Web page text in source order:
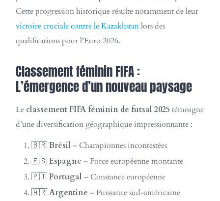
Cette progression historique résulte notamment de leur
victoire cruciale contre le Kazakhstanlors des
qualifications pour l’Euro 2026.
Classement féminin FIFA :
L’émergence d’un nouveau paysage
Le classement FIFA féminin de futsal 2025 témoigne
d’une diversification géographique impressionnante :
🇧🇷Brésil – Championnes incontestées
🇪🇸Espagne – Force européenne montante
🇵🇹Portugal – Constance européenne
🇦🇷Argentine – Puissance sud-américaine